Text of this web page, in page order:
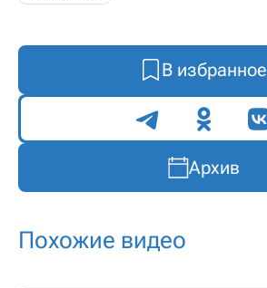
В избранное
Поделиться
Архив
Похожие видео